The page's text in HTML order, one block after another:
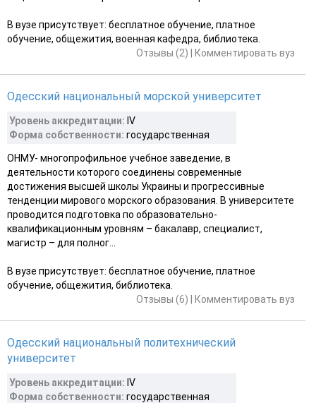
В вузе присутствует: бесплатное обучение, платное
обучение, общежития, военная кафедра, библиотека.
Отзывы (2)
Комментировать вуз
Одесский национальный морской университет
Уровень аккредитации: IV
Форма собственности: государственная
ОНМУ- многопрофильное учебное заведение, в
деятельности которого соединены современные
достижения высшей школы Украины и прогрессивные
тенденции мирового морского образования. В университете
проводится подготовка по образовательно-
квалификационным уровням – бакалавр, специалист,
магистр – для полног...
В вузе присутствует: бесплатное обучение, платное
обучение, общежития, библиотека.
Отзывы (6)
Комментировать вуз
Одесский национальный политехнический
университет
Уровень аккредитации: IV
Форма собственности: государственная